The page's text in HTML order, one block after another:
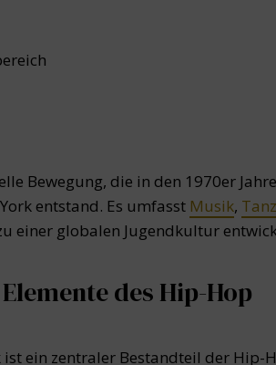
elle Bewegung, die in den 1970er
entstand. Es umfasst Musik, Tanz
einer globalen Jugendkultur
des Hip-Hop
ist ein zentraler Bestandteil der